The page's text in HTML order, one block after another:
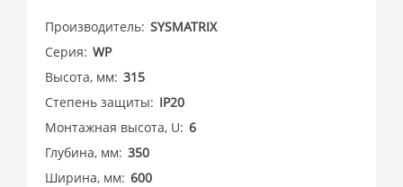
Производитель SYSMATRIX
Серия WP
Высота, мм 315
Степень защиты
IP20
Монтажная высота, U 6
Глубина, мм 350
Ширина, мм 600